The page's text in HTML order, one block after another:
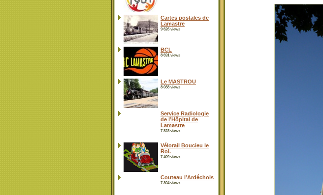
Cartes postales de
Lamastre
9 626 views
BCL
8 691 views
Le MASTROU
8 038 views
Service Radiologie
de l’Hôpital de
Lamastre
7 823 views
Vélorail Boucieu le
Roi.
7 409 views
Couteau l’Ardéchois
7 304 views